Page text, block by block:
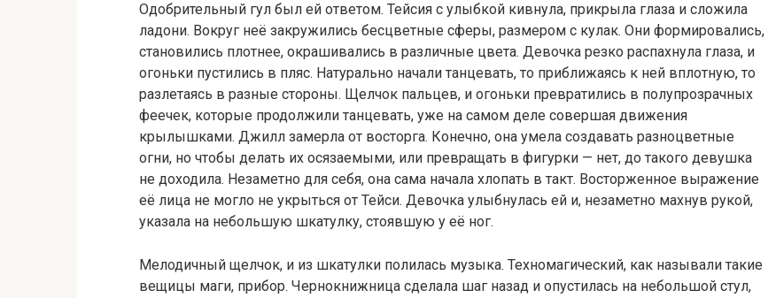
Одобрительный гул был ей ответом. Тейсия с улыбкой кивнула, прикрыла глаза и сложила
ладони. Вокруг неё закружились бесцветные сферы, размером с кулак. Они формировались,
становились плотнее, окрашивались в различные цвета. Девочка резко распахнула глаза, и
огоньки пустились в пляс. Натурально начали танцевать, то приближаясь к ней вплотную, то
разлетаясь в разные стороны. Щелчок пальцев, и огоньки превратились в полупрозрачных
феечек, которые продолжили танцевать, уже на самом деле совершая движения
крылышками. Джилл замерла от восторга. Конечно, она умела создавать разноцветные
огни, но чтобы делать их осязаемыми, или превращать в фигурки — нет, до такого девушка
не доходила. Незаметно для себя, она сама начала хлопать в такт. Восторженное выражение
её лица не могло не укрыться от Тейси. Девочка улыбнулась ей и, незаметно махнув рукой,
указала на небольшую шкатулку, стоявшую у её ног.
Мелодичный щелчок, и из шкатулки полилась музыка. Техномагический, как называли такие
вещицы маги, прибор. Чернокнижница сделала шаг назад и опустилась на небольшой стул,